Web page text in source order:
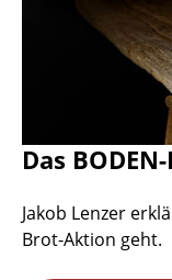
Das
Jakob Lenzer
Brot-Aktion geht.